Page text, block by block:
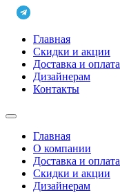
Главная
Скидки и акции
Доставка и оплата
Дизайнерам
Контакты
Главная
О компании
Доставка и оплата
Скидки и акции
Дизайнерам